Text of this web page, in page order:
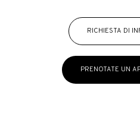
RICHIESTA DI
PRENOTATE UN